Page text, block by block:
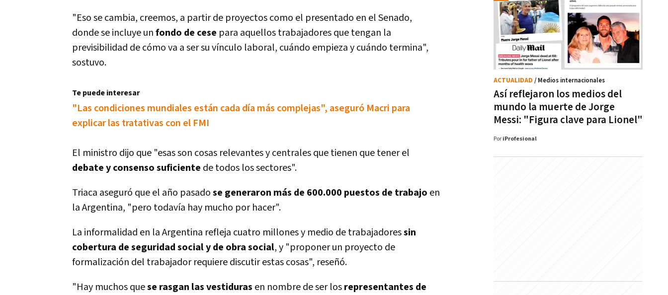
"Eso se cambia, creemos, a partir de proyectos como el presentado en el Senado,
donde se incluye unfondo de cese para aquellos trabajadores que tengan la
previsibilidad de cómo va a ser su ví­nculo laboral, cuándo empieza y cuándo termina",
sostuvo.
Te puede interesar
"Las condiciones mundiales están cada dí­a más complejas", aseguró Macri para
explicar las tratativas con el FMI
El ministro dijo que "esas son cosas relevantes y centrales que tienen que tener el
debate y consenso suficiente de todos los sectores".
Triaca aseguró que el año pasadose generaron más de 600.000 puestos de trabajo en
la Argentina, "pero todaví­a hay mucho por hacer".
La informalidad en la Argentina refleja cuatro millones y medio de trabajadoressin
cobertura de seguridad social y de obra social, y "proponer un proyecto de
formalización del trabajador requiere discutir estas cosas", reseñó.
"Hay muchos quese rasgan las vestiduras en nombre de ser losrepresentantes de
Así reflejaron los medios del
mundo la muerte de Jorge
Messi: "Figura clave para Lionel"
ACTUALIDAD / Medios internacionales
Por iProfesional